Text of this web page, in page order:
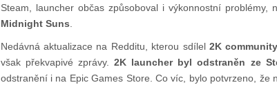
Steam, launcher občas způsoboval i výkonnostní problémy,
Midnight Suns.
Nedávná aktualizace na Redditu, kterou sdílel 2K
však překvapivé zprávy.2K launcher byl odstraněn ze
odstranění i na Epic Games Store. Co víc, bylo potvrzeno, že